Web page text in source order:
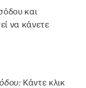
και
να κάνετε
Κάντε κλικ